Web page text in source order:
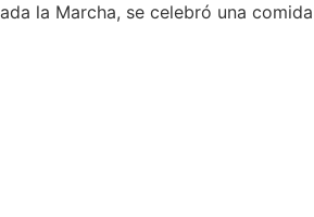
la Marcha, se celebró una